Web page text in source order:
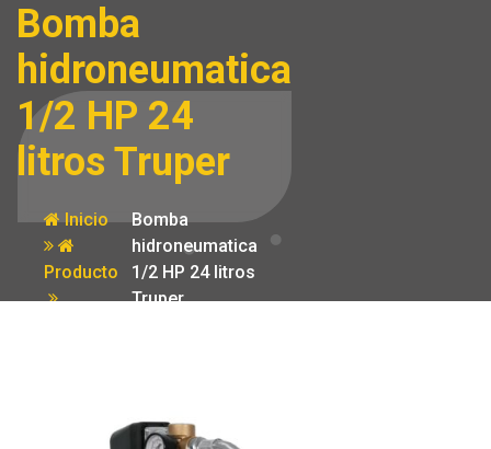
Bomba
hidroneumatica
1/2 HP 24
litros Truper
Inicio
Producto
Bomba
hidroneumatica
1/2 HP 24 litros
Truper